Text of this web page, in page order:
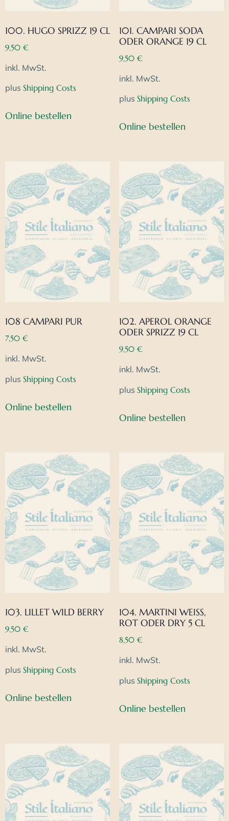
100. HUGO SPRIZZ 19 CL
9,50 €
inkl. MwSt.
plus Shipping Costs
Online bestellen
101. CAMPARI SODA
ODER ORANGE 19 CL
9,50 €
inkl. MwSt.
plus Shipping Costs
Online bestellen
108 CAMPARI PUR
7,50 €
inkl. MwSt.
plus Shipping Costs
Online bestellen
102. APEROL ORANGE
ODER SPRIZZ 19 CL
9,50 €
inkl. MwSt.
plus Shipping Costs
Online bestellen
103. LILLET WILD BERRY
9,50 €
inkl. MwSt.
plus Shipping Costs
Online bestellen
104. MARTINI WEISS, R
OT ODER DRY 5 CL
8,50 €
inkl. MwSt.
plus Shipping Costs
Online bestellen